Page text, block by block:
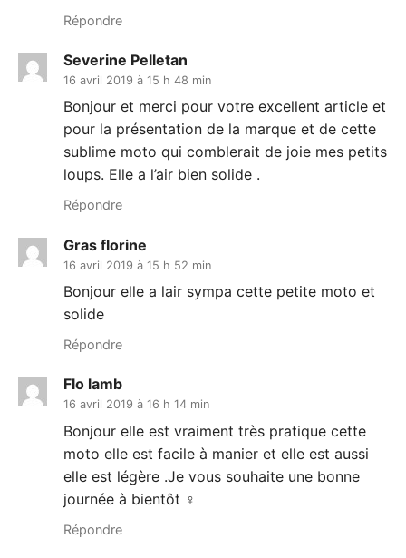
Répondre
Severine Pelletan
16 avril 2019 à 15 h 48 min
Bonjour et merci pour votre excellent article et
pour la présentation de la marque et de cette
sublime moto qui comblerait de joie mes petits
loups. Elle a l’air bien solide .
Répondre
Gras florine
16 avril 2019 à 15 h 52 min
Bonjour elle a lair sympa cette petite moto et
solide
Répondre
Flo lamb
16 avril 2019 à 16 h 14 min
Bonjour elle est vraiment très pratique cette
moto elle est facile à manier et elle est aussi
elle est légère .Je vous souhaite une bonne
journée à bientôt ‍♀️
Répondre